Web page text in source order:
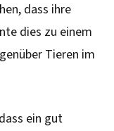
dass ihre
dies zu einem
Tieren im
ein gut